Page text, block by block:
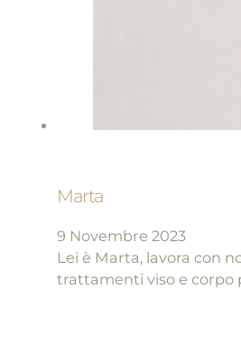
Marta
9 Novembre 2023
Lei è Marta, lavora con
trattamenti viso e corpo